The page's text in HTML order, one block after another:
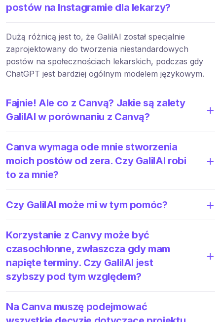
postów na Instagramie dla lekarzy?
Dużą różnicą jest to, że GalilAI został specjalnie
zaprojektowany do tworzenia niestandardowych
postów na społecznościach lekarskich, podczas gdy
ChatGPT jest bardziej ogólnym modelem językowym.
Fajnie! Ale co z Canvą? Jakie są zalety
GalilAI w porównaniu z Canvą?
Canva wymaga ode mnie stworzenia
moich postów od zera. Czy GalilAI robi
to za mnie?
Czy GalilAI może mi w tym pomóc?
Korzystanie z Canvy może być
czasochłonne, zwłaszcza gdy mam
napięte terminy. Czy GalilAI jest
szybszy pod tym względem?
Na Canva muszę podejmować